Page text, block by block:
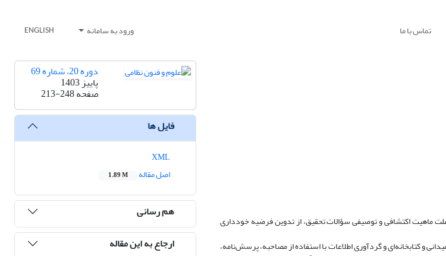
تماس با ما ورود به سامانه ENGLISH
ماهیت اکتشافی و توصیفی سؤالات تحقیق، از تدوین فرضیه خودداری
و کتابخانه‌ای و گردآوری اطلاعات با استفاده از مصاحبه، پرسش‌نامه،
دوره 20، شماره 69
پاییز 1403
صفحه213-248
فایل ها
اصل مقاله
1.89 M
هم رسانی
ارجاع به این مقاله